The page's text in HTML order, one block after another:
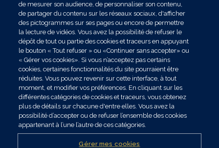
Les données collectées par Gan Patrimoine, nécessaires au traitement de votre
demande dans le cadre de nos relations commerciales ou contractuelles, sont
exclusivement destinées à nos services internes. Vous disposez de droits sur ces
données que vous pouvez exercer en vous adressant par mail à
contact.drpo@ganpatrimoine.fr ou par courrier postal à Gan Patrimoine -
Correspondant Relais Informatique et Libertés - 150 Rue d'Athènes - CS30022 -
59777 Euralille. Toutes informations complémentaires sur les traitements de
données mis en oeuvre sont disponibles sur notre Politique de protection des
données et notre Politique cookies accessibles en ligne. Lire toutes les mentions
légales de Gan Patrimoine.
© Ce site est proposé par Gan Patrimoine. Une réalisation Celuga.fr
Votre connexion à votre espace client évolue
Comment rattacher plusieurs numéros clients ?
de mesurer son audience, de personnaliser son contenu,
de partager du contenu sur les réseaux sociaux, d'afficher
des pictogrammes sur ses pages ou encore de permettre
la lecture de vidéos. Vous avez la possibilité de refuser le
dépôt de tout ou partie des cookies et traceurs en appuyant
le bouton « Tout refuser » ou «Continuer sans accepter» ou
« Gérer vos cookies». Si vous n’acceptez pas certains
cookies, certaines fonctionnalités du site pourraient être
réduites. Vous pouvez revenir sur cette interface, à tout
moment, et modifier vos préférences. En cliquant sur les
différentes catégories de cookies et traceurs, vous obtenez
plus de détails sur chacune d'entre elles. Vous avez la
possibilité d’accepter ou de refuser l’ensemble des cookies
appartenant à l’une l’autre de ces catégories.
Gérer mes cookies